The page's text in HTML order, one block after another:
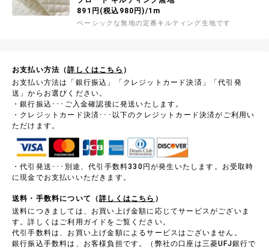
891円(税込980円)/1m
ベーシックな無地の定番キルティング生地です
お支払い方法（詳しくはこちら ）
お支払い方法は「銀行振込」「クレジットカード決済」「代引発
送」からお選びください。
・銀行振込･･･ご入金確認後に発送いたします。
・クレジットカード決済･･･以下のクレジットカード決済がご利用い
ただけます。
・代引発送･･･別途、代引手数料330円が発生いたします。お受取時
に現金でお支払いいただきます。
送料・手数料について（詳しくはこちら ）
送料につきましては、お買い上げ金額に応じてサービスがございま
す。詳しくはご利用ガイドをご覧ください。
代引手数料は、お買い上げ金額によるサービスはございません。
銀行振込手数料は、お客様負担です。（弊社の口座は三菱UFJ銀行で